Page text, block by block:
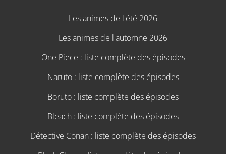
Les animes de l'été 2026
Les animes de l'automne 2026
One Piece : liste complète des épisodes
Naruto : liste complète des épisodes
Boruto : liste complète des épisodes
Bleach : liste complète des épisodes
Détective Conan : liste complète des épisodes